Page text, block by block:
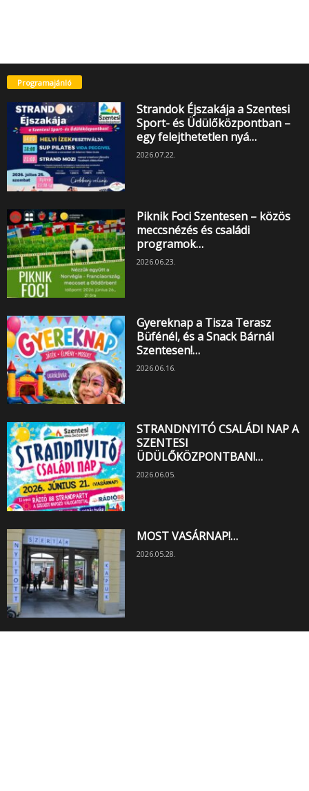
Programajánló
Strandok Éjszakája a Szentesi
Sport- és Üdülőközpontban –
egy felejthetetlen nyá…
2026.07.22.
Piknik Foci Szentesen – közös
meccsnézés és családi
programok…
2026.06.23.
Gyereknap a Tisza Terasz
Büfénél, és a Snack Bárnál
Szentesen!…
2026.06.16.
STRANDNYITÓ CSALÁDI NAP A
SZENTESI
ÜDÜLŐKÖZPONTBAN!…
2026.06.05.
MOST VASÁRNAP!…
2026.05.28.